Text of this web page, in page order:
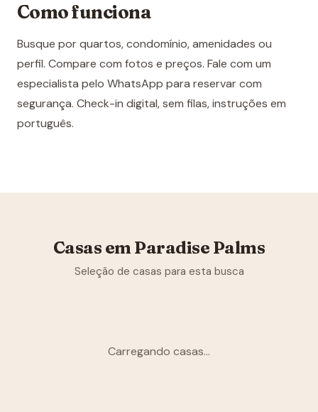
Como funciona
Busque por quartos, condomínio, amenidades ou
perfil. Compare com fotos e preços. Fale com um
especialista pelo WhatsApp para reservar com
segurança. Check-in digital, sem filas, instruções em
português.
Casas em Paradise Palms
Seleção de casas para esta busca
Carregando casas...